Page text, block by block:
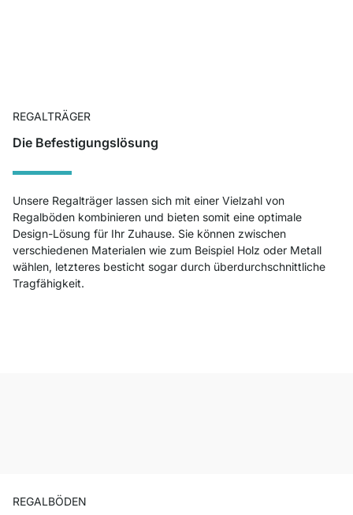
REGALTRÄGER
Die Befestigungslösung
Unsere Regalträger lassen sich mit einer Vielzahl von
Regalböden kombinieren und bieten somit eine optimale
Design-Lösung für Ihr Zuhause. Sie können zwischen
verschiedenen Materialen wie zum Beispiel Holz oder Metall
wählen, letzteres besticht sogar durch überdurchschnittliche
Tragfähigkeit.
REGALBÖDEN